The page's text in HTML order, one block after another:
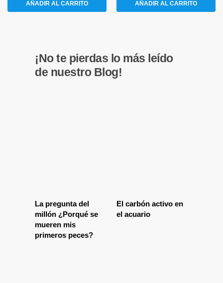
AÑADIR AL CARRITO AÑADIR AL CARRITO
¡No te pierdas lo más leído
de nuestro Blog!
La pregunta del
millón ¿Porqué se
mueren mis
primeros peces?
El carbón activo en
el acuario